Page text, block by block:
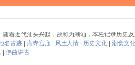
随着近代汕头兴起，故称为潮汕，本栏记录历史
名古迹 庵寺宫庙 风土人情 历史文化
潮食文化
佛曲讲古